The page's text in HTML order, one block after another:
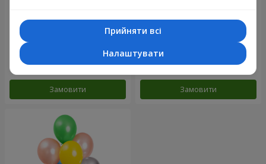
Фонтан куль "Небо"
Замовити
Фонтан куль "Рожеве
Замовити
Прийняти всі
Налаштувати